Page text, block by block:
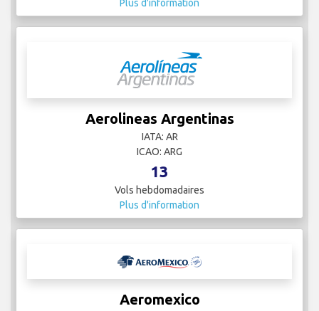
Plus d'information
Aerolineas Argentinas
IATA: AR
ICAO: ARG
13
Vols hebdomadaires
Plus d'information
Aeromexico